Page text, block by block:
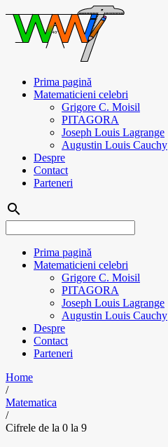
Prima pagină
Matematicieni celebri
Grigore C. Moisil
PITAGORA
Joseph Louis Lagrange
Augustin Louis Cauchy
Despre
Contact
Parteneri
search
Prima pagină
Matematicieni celebri
Grigore C. Moisil
PITAGORA
Joseph Louis Lagrange
Augustin Louis Cauchy
Despre
Contact
Parteneri
Home
/
Matematica
/
Cifrele de la 0 la 9